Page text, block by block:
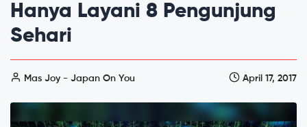
Hanya Layani 8 Pengunjung
Sehari
Mas Joy - Japan On You April 17, 2017